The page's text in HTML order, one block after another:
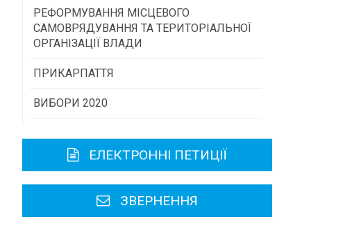
Програми/конкурси МТД
Консультативна рада
РЕФОРМУВАННЯ МІСЦЕВОГО
САМОВРЯДУВАННЯ ТА ТЕРИТОРІАЛЬНОЇ
ОРГАНІЗАЦІЇ ВЛАДИ
ПРИКАРПАТТЯ
Історична довідка
Карта області
Районні, міські ради
ВИБОРИ 2020
ЕЛЕКТРОННІ ПЕТИЦІЇ
ЗВЕРНЕННЯ